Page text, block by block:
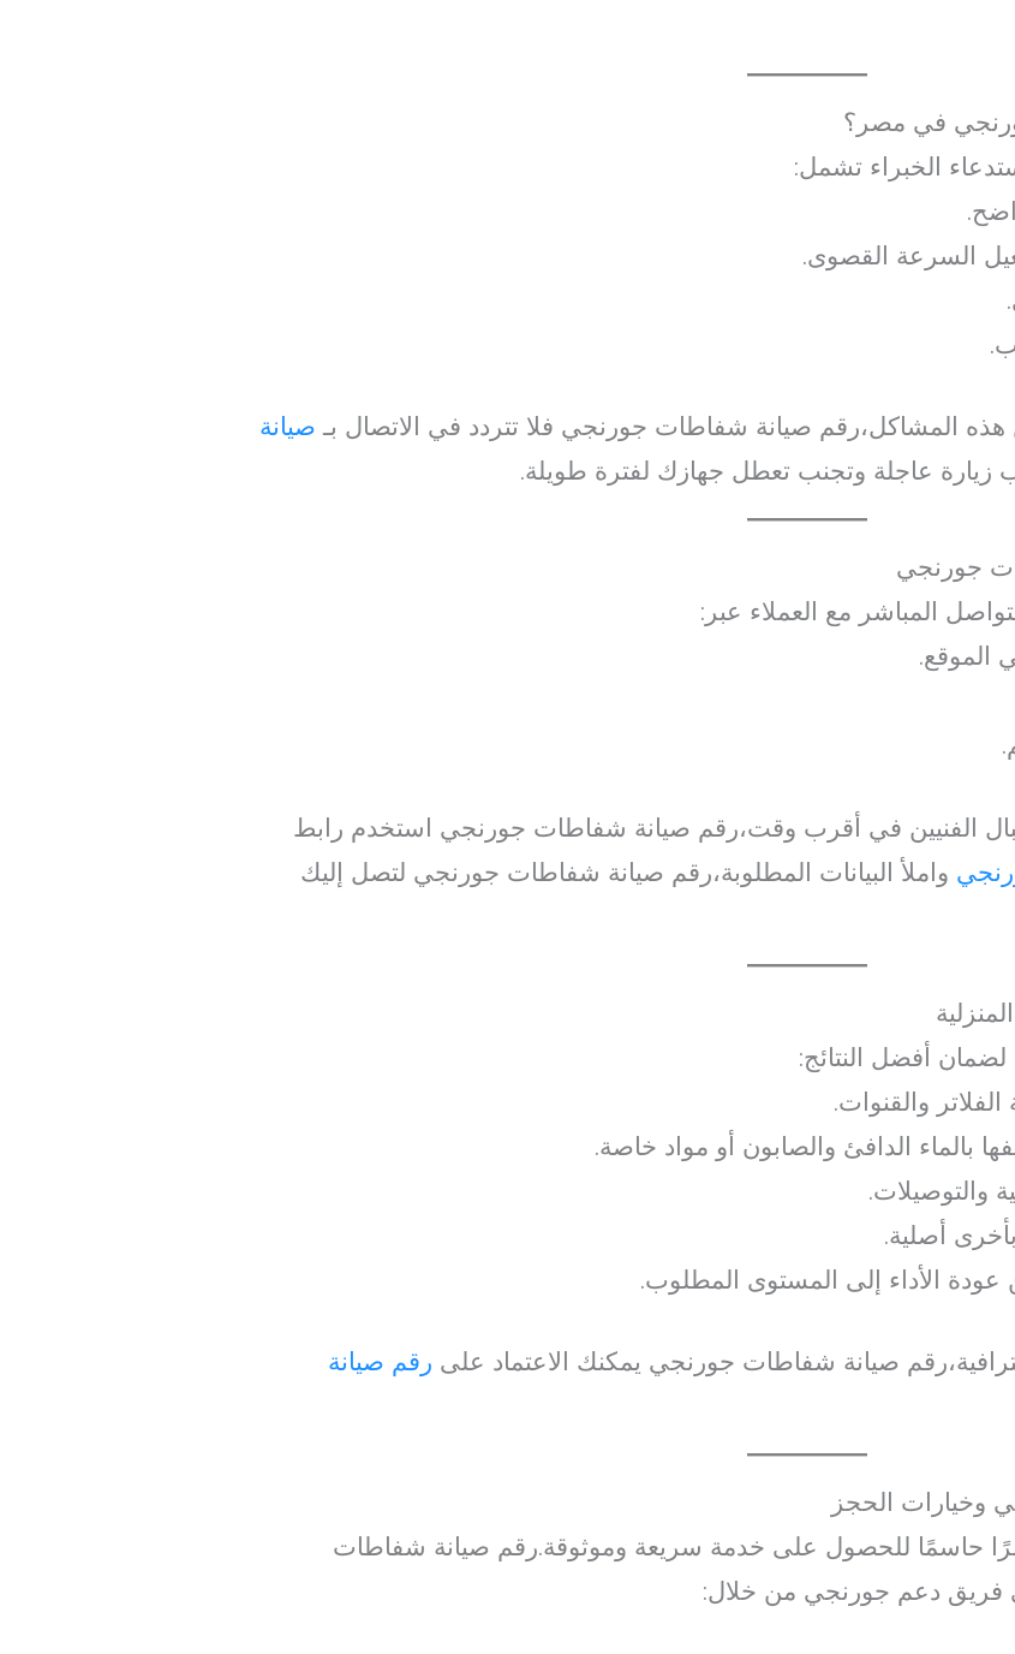
في مصر؟
الخبراء تشمل:
السرعة القصوى.
المشاكل،رقم صيانة شفاطات جورنجي فلا تتردد في الاتصال بـ صيانة
زيارة عاجلة وتجنب تعطل جهازك لفترة طويلة.
جورنجي
المباشر مع العملاء عبر:
الموقع.
الفنيين في أقرب وقت،رقم صيانة شفاطات جورنجي استخدم رابط
واملأ البيانات المطلوبة،رقم صيانة شفاطات جورنجي لتصل إليك
أفضل النتائج:
والقنوات.
بالماء الدافئ والصابون أو مواد خاصة.
والتوصيلات.
أصلية.
عودة الأداء إلى المستوى المطلوب.
صيانة شفاطات جورنجي يمكنك الاعتماد على رقم صيانة
وخيارات الحجز
أمرًا حاسمًا للحصول على خدمة سريعة وموثوقة.رقم صيانة شفاطات
فريق دعم جورنجي من خلال: